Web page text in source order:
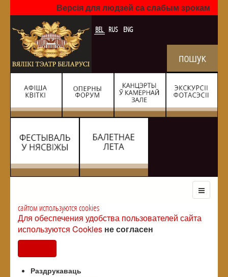
Версія для людзей са слабым зрокам
BEL RUS ENG
сайтом используются cookies
Для обеспечения удобства пользователей сайта
используются Cookies не согласен
Раздрукаваць